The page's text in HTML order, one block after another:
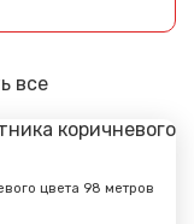
все
цвета 98 метров